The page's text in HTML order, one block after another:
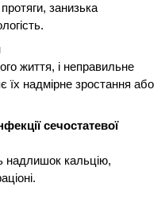
занизька
їх надмірне зростання або
сечостатевої